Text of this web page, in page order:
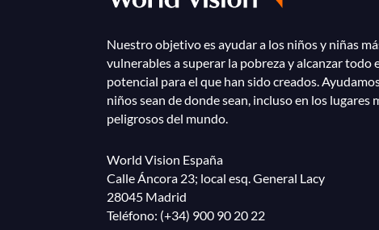
Nuestro objetivo es ayudar a los niños y niñas
vulnerables a superar la pobreza y alcanzar todo
potencial para el que han sido creados.
niños sean de donde sean, incluso en los lugares
peligrosos del mundo.
World Vision España
Calle Áncora 23; local esq. General Lacy
28045 Madrid
Teléfono: (+34) 900 90 20 22